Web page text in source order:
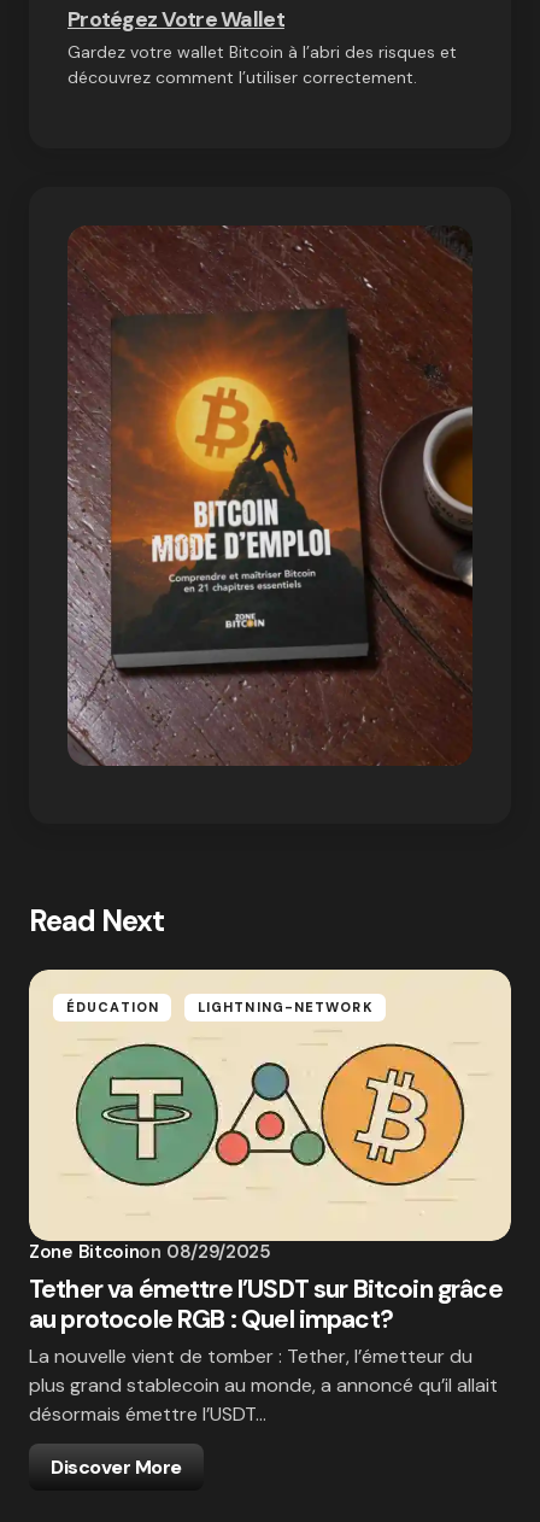
Protégez Votre Wallet
Gardez votre wallet Bitcoin à l’abri des risques et
découvrez comment l’utiliser correctement.
Read Next
ÉDUCATION LIGHTNING-NETWORK
Zone Bitcoinon 08/29/2025
Tether va émettre l’USDT sur Bitcoin grâce
au protocole RGB : Quel impact?
La nouvelle vient de tomber : Tether, l’émetteur du
plus grand stablecoin au monde, a annoncé qu’il allait
désormais émettre l’USDT…
Discover More